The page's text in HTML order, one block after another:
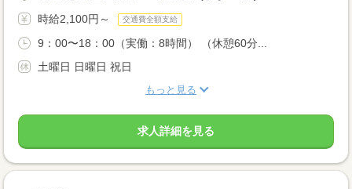
時給2,100円～ 交通費全額支給
9：00〜18：00（実働：8時間） （休憩60分...
土曜日 日曜日 祝日
もっと見る
求人詳細を見る